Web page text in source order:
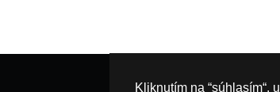
Kliknutím na “súhlasím“,